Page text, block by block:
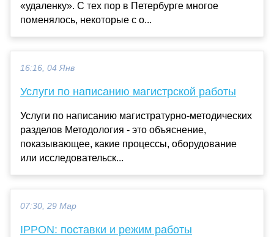
«удаленку». С тех пор в Петербурге многое
поменялось, некоторые с о...
16:16, 04 Янв
Услуги по написанию магистрской работы
Услуги по написанию магистратурно-методических
разделов Методология - это объяснение,
показывающее, какие процессы, оборудование
или исследовательск...
07:30, 29 Мар
IPPON: поставки и режим работы